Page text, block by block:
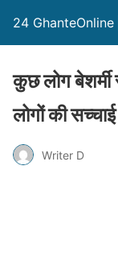
24 GhanteOnline
कुछ लोग
लोगों की
Writer D